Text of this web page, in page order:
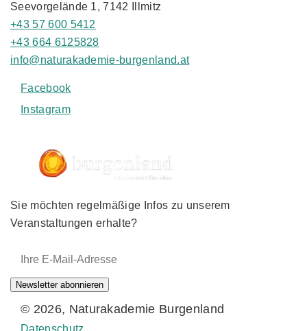
Seevorgelände 1, 7142 Illmitz
+43 57 600 5412
+43 664 6125828
info@naturakademie-burgenland.at
Facebook
Instagram
Sie möchten regelmäßige Infos zu unserem
Veranstaltungen erhalte?
Newsletter abonnieren
© 2026, Naturakademie Burgenland